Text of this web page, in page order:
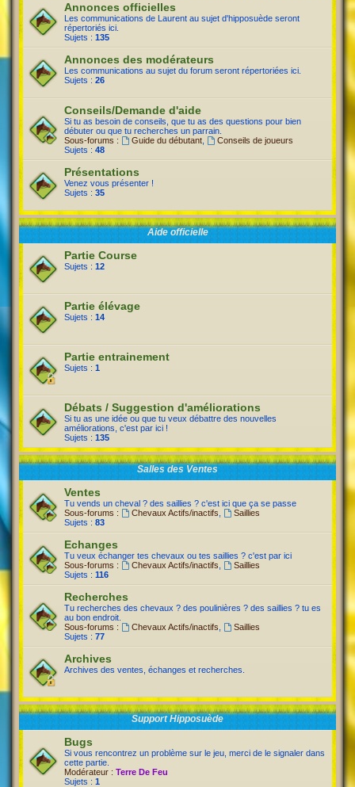
Annonces officielles
Les communications de Laurent au sujet d'hipposuède seront
répertoriés ici.
Sujets : 135
Annonces des modérateurs
Les communications au sujet du forum seront répertoriées ici.
Sujets : 26
Conseils/Demande d'aide
Si tu as besoin de conseils, que tu as des questions pour bien
débuter ou que tu recherches un parrain.
Sous-forums :
Guide du débutant,
Conseils de joueurs
Sujets : 48
Présentations
Venez vous présenter !
Sujets : 35
Aide officielle
Partie Course
Sujets : 12
Partie élévage
Sujets : 14
Partie entrainement
Sujets : 1
Débats / Suggestion d'améliorations
Si tu as une idée ou que tu veux débattre des nouvelles
améliorations, c'est par ici !
Sujets : 135
Salles des Ventes
Ventes
Tu vends un cheval ? des saillies ? c'est ici que ça se passe
Sous-forums :
Chevaux Actifs/inactifs
Saillies
Sujets : 83
Echanges
Tu veux échanger tes chevaux ou tes saillies ? c'est par ici
Sous-forums :
Chevaux Actifs/inactifs
Saillies
Sujets : 116
Recherches
Tu recherches des chevaux ? des poulinières ? des saillies ? tu es
au bon endroit.
Sous-forums :
Chevaux Actifs/inactifs
Saillies
Sujets : 77
Archives
Archives des ventes, échanges et recherches.
Support Hipposuède
Bugs
Si vous rencontrez un problème sur le jeu, merci de le signaler dans
cette partie.
Modérateur : Terre De Feu
Sujets : 1